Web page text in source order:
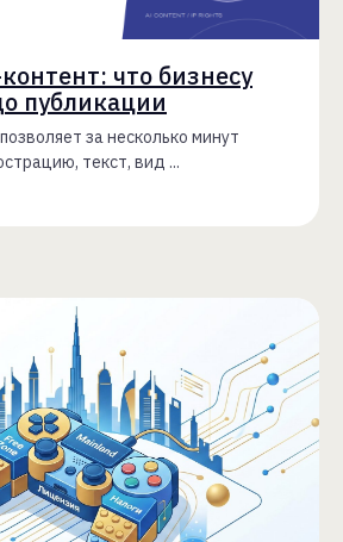
что бизнесу
публикации
за несколько минут
текст, вид ...